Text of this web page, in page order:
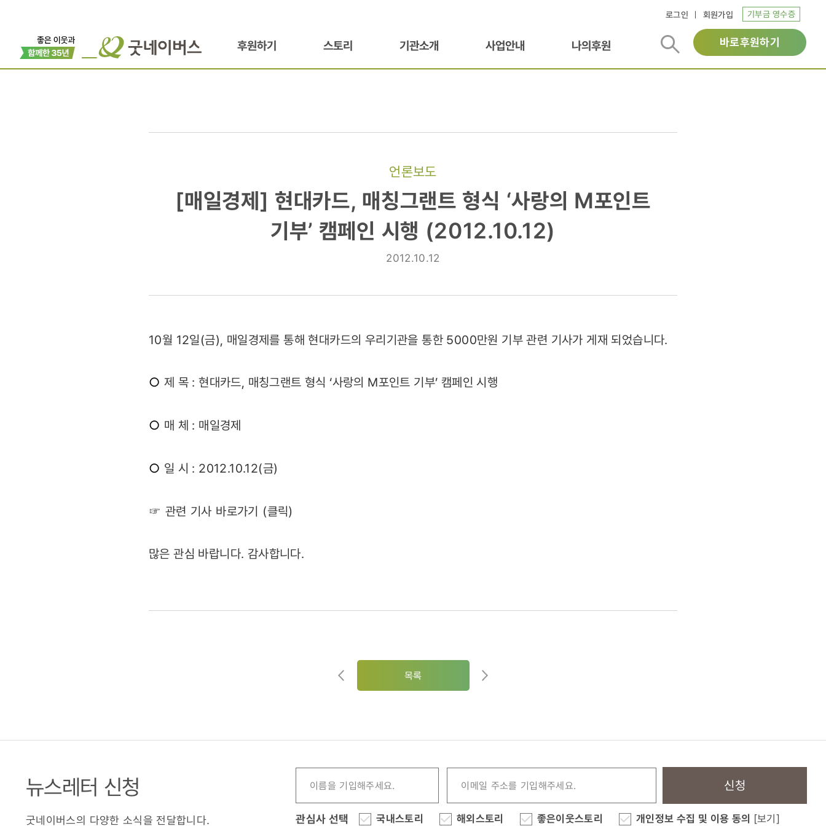
로그인 회원가입 기부금 영수증
후원하기 스토리 기관소개 사업안내 나의후원 바로후원하기
언론보도
[매일경제]
형식
M포인트
기부’
(2012.10.12)
[매일경제] 현대카드, 매칭그랜트 형식 ‘사랑의 M포인트
기부’ 캠페인 시행 (2012.10.12)
2012.10.12
10월 12일(금), 매일경제를 통해 현대카드의 우리기관을 통한 5000만원 기부 관련 기사가 게재 되었습니다.
○ 제 목 : 현대카드, 매칭그랜트 형식 ‘사랑의 M포인트 기부’ 캠페인 시행
○ 매 체 : 매일경제
○ 일 시 : 2012.10.12(금)
☞ 관련 기사 바로가기 (클릭)
많은 관심 바랍니다. 감사합니다.
목록
뉴스레터 신청
굿네이버스의 다양한 소식을 전달합니다.
신청
관심사 선택 국내스토리 해외스토리 좋은이웃스토리 개인정보 수집 및 이용 동의 [보기]